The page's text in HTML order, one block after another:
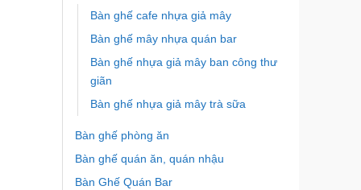
Bàn ghế cafe nhựa giả mây
Bàn ghế mây nhựa quán bar
Bàn ghế nhựa giả mây ban công thư
giãn
Bàn ghế nhựa giả mây trà sữa
Bàn ghế phòng ăn
Bàn ghế quán ăn, quán nhậu
Bàn Ghế Quán Bar